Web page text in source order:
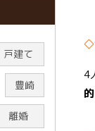
◇
4
的
戸建て
豊崎
離婚